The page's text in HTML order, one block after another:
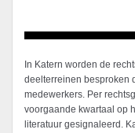
In Katern worden de
deelterreinen besproken
medewerkers. Per
voorgaande kwartaal op
literatuur gesignaleerd.